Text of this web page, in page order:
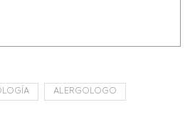
ALERGOLOGO